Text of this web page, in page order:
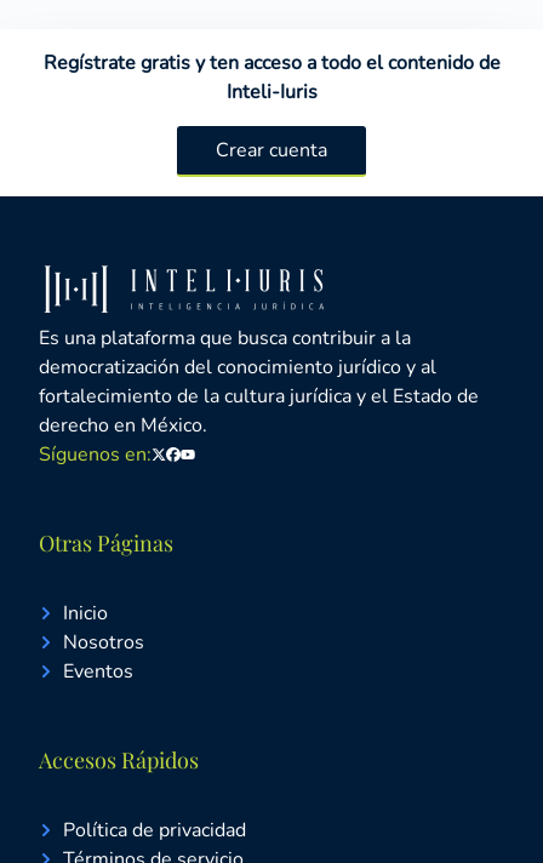
Regístrate gratis y ten acceso a todo el contenido de
Inteli-Iuris
Crear cuenta
Es una plataforma que busca contribuir a la
democratización del conocimiento jurídico y al
fortalecimiento de la cultura jurídica y el Estado de
derecho en México.
Síguenos en:Twitter
Facebook
Youtube
Otras Páginas
Inicio
Nosotros
Eventos
Accesos Rápidos
Política de privacidad